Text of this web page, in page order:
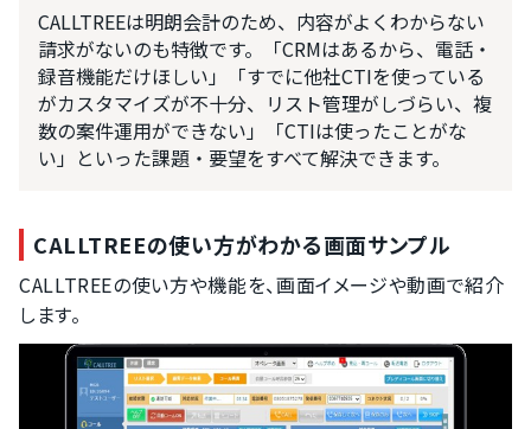
CALLTREEは明朗会計のため、内容がよくわからない
請求がないのも特徴です。「CRMはあるから、電話・
録音機能だけほしい」「すでに他社CTIを使っている
がカスタマイズが不十分、リスト管理がしづらい、複
数の案件運用ができない」「CTIは使ったことがな
い」といった課題・要望をすべて解決できます。
CALLTREEの使い方がわかる画面サンプル
CALLTREEの使い方や機能を、画面イメージや動画で紹介
します。